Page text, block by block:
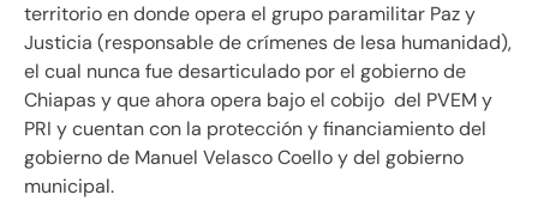
territorio en donde opera el grupo paramilitar Paz y
Justicia (responsable de crímenes de lesa humanidad),
el cual nunca fue desarticulado por el gobierno de
Chiapas y que ahora opera bajo el cobijo del PVEM y
PRI y cuentan con la protección y financiamiento del
gobierno de Manuel Velasco Coello y del gobierno
municipal.